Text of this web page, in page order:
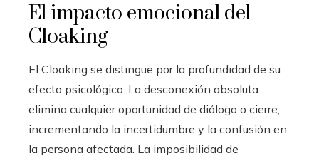
El impacto emocional del
Cloaking
El Cloaking se distingue por la profundidad de su
efecto psicológico. La desconexión absoluta
elimina cualquier oportunidad de diálogo o cierre,
incrementando la incertidumbre y la confusión en
la persona afectada. La imposibilidad de